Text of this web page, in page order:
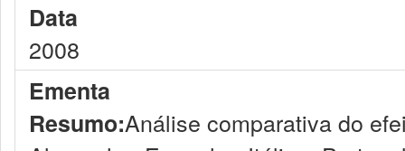
Data
2008
Ementa
Resumo:Análise comparativa do